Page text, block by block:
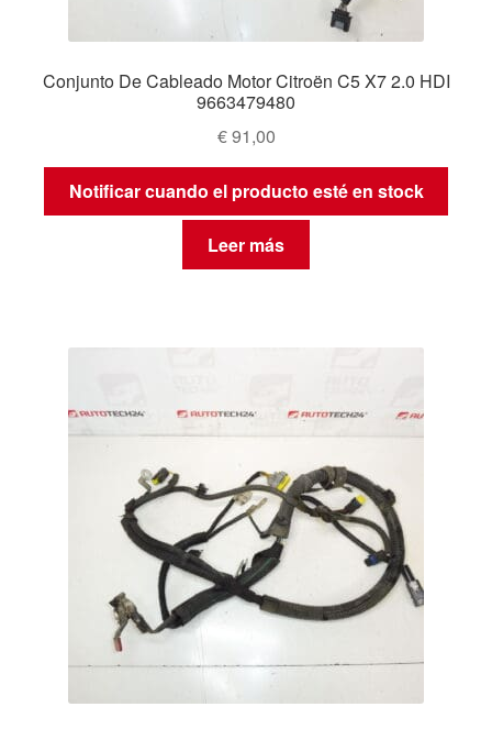
Conjunto De Cableado Motor Citroën C5 X7 2.0 HDI
9663479480
€91,00
Notificar cuando el producto esté en stock
Leer más